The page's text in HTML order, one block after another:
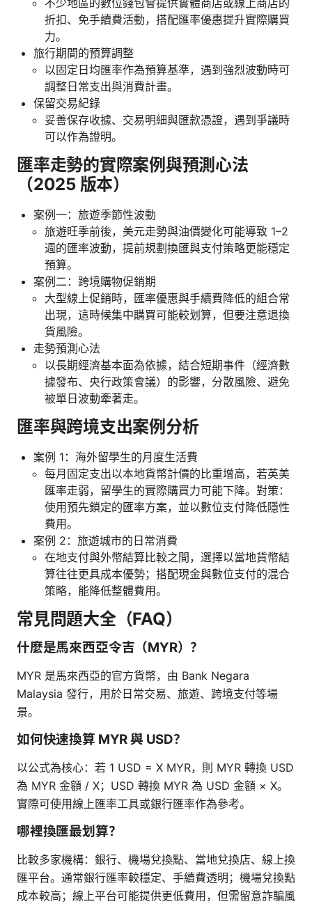
不少地區的數位錢包會提供實體商店或線上商店的
折扣、免手續費活動，搭配匯率優惠提升實際購買
力。
旅行期間的預算調整
以固定日均匯率作為預算基準，遇到強烈波動時可
調整日常支出與消費計畫。
保留交易紀錄
妥善保存收據、交易明細與匯款憑證，遇到爭議時
可以作為證明。
匯率走勢的實際案例與預測心法
（2025 版本）
案例一：旅遊季節性波動
旅遊旺季前後，美元走勢與油價變化可能導致 1–2
週的匯率波動，提前規劃換匯與支付策略更能穩定
預算。
案例二：跨境購物促銷期
大型線上促銷時，匯率優惠與手續費降低的組合常
出現，這時候集中購買可能較划算，但要注意退換
貨風險。
走勢預測心法
以長期經濟基本面為依據，結合短期事件（經濟數
據發布、央行政策會議）的影響，分散風險、避免
被單日波動牽著走。
匯率與跨境支出案例分析
案例 1：海外留學生的月度生活費
每月固定支出以本地貨幣計價的比重增高，若英美
匯率走弱，留學生的實際購買力可能下降。對策：
使用預先鎖定的匯率方案，並以數位支付降低隱性
費用。
案例 2：旅遊城市的日常消費
在地支付與外幣結算比較之間，選擇以當地貨幣結
算往往更具成本優勢；搭配現金與數位支付的混合
策略，能降低整體費用。
常見問題大全（FAQ）
什麼是馬來西亞令吉（MYR）？
MYR 是馬來西亞的官方貨幣，由 Bank Negara
Malaysia 發行，用於日常交易、旅遊、跨境支付等場
景。
如何快速換算 MYR 與 USD？
以公式為核心：若 1 USD = X MYR，則 MYR 轉換 USD
為 MYR 金額 / X；USD 轉換 MYR 為 USD 金額 × X。
實際可使用線上匯率工具或銀行匯率作為參考。
哪裡換匯最划算？
比較多家機構：銀行、機場兌換點、當地兌換店、線上換
匯平台。通常銀行匯率較穩定、手續費透明；機場兌換點
成本較高；線上平台可能提供更低費用，但需留意詐騙風